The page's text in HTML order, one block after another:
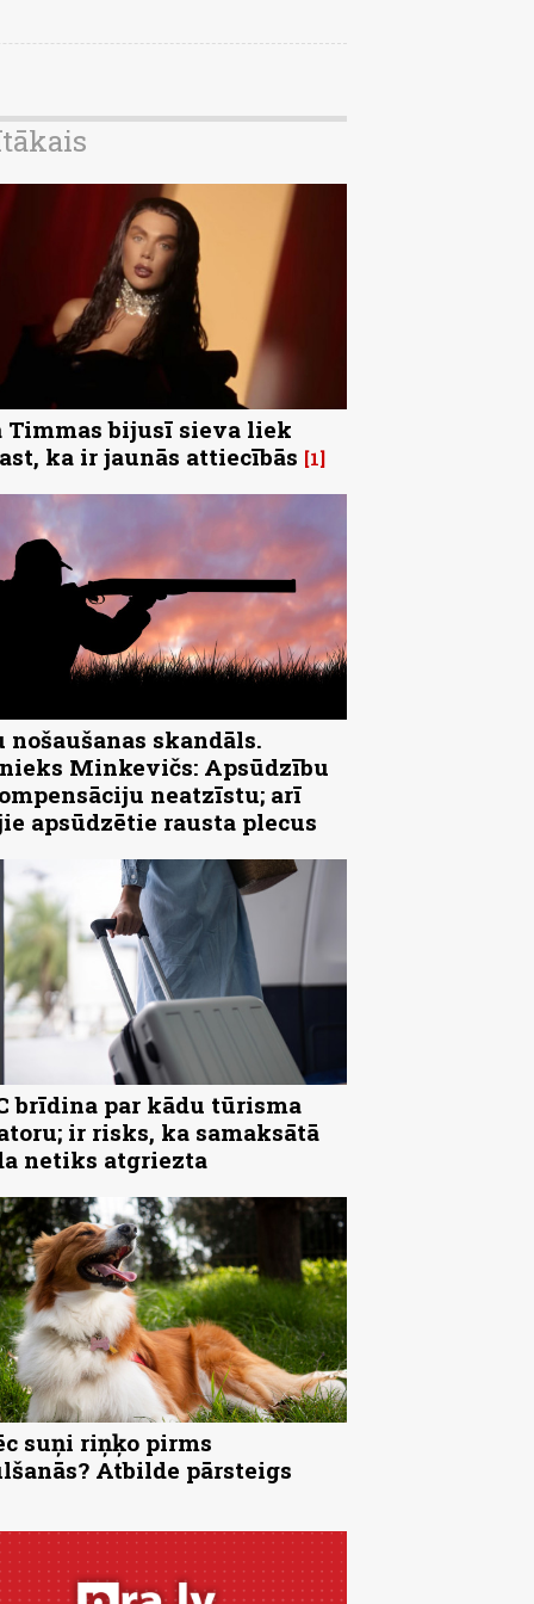
Timmas bijusī sieva liek
ka ir jaunās attiecībās 1
nošaušanas skandāls.
Minkevičs: Apsūdzību
neatzīstu; arī
apsūdzētie rausta plecus
brīdina par kādu tūrisma
ir risks, ka samaksātā
netiks atgriezta
suņi riņķo pirms
Atbilde pārsteigs